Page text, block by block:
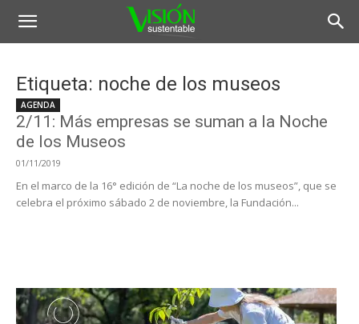
Etiqueta: noche de los museos
AGENDA
2/11: Más empresas se suman a la Noche
de los Museos
01/11/2019
En el marco de la 16° edición de “La noche de los museos”, que se
celebra el próximo sábado 2 de noviembre, la Fundación...